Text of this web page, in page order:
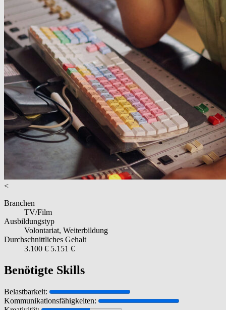
<
Branchen
TV/Film
Ausbildungstyp
Volontariat, Weiterbildung
Durchschnittliches Gehalt
3.100 € 5.151 €
Benötigte Skills
Belastbarkeit:
Kommunikationsfähigkeiten: